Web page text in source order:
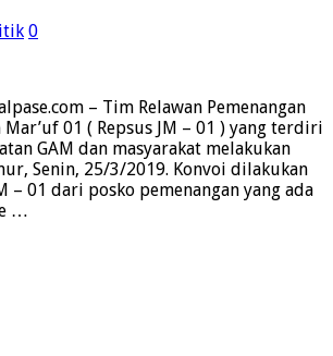
0
– Tim Relawan Pemenangan
Mar’uf 01 ( Repsus JM – 01 ) yang terdiri
GAM dan masyarakat melakukan
Senin, 25/3/2019. Konvoi dilakukan
– 01 dari posko pemenangan yang ada
…